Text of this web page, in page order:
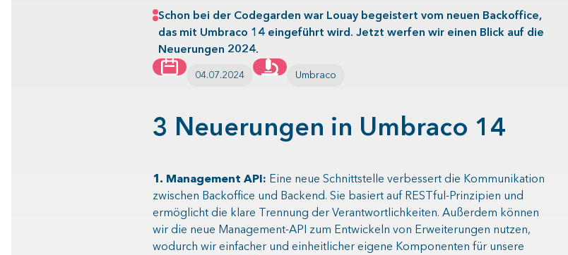
Schon bei der Codegarden war Louay begeistert vom neuen Backoffice,
das mit Umbraco 14 eingeführt wird. Jetzt werfen wir einen Blick auf die
Neuerungen 2024.
04.07.2024 Umbraco
3 Neuerungen in Umbraco 14
1. Management API: Eine neue Schnittstelle verbessert die Kommunikation
zwischen Backoffice und Backend. Sie basiert auf RESTful-Prinzipien und
ermöglicht die klare Trennung der Verantwortlichkeiten. Außerdem können
wir die neue Management-API zum Entwickeln von Erweiterungen nutzen,
wodurch wir einfacher und einheitlicher eigene Komponenten für unsere